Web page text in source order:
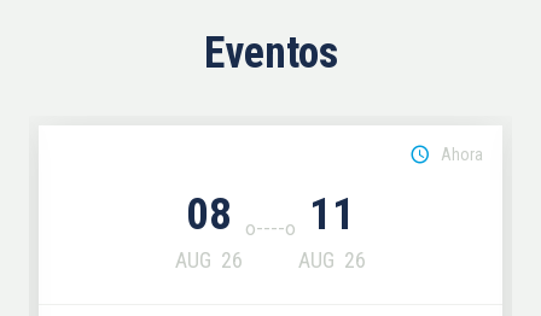
Eventos
08
AUG 26
11
AUG 26
Ahora